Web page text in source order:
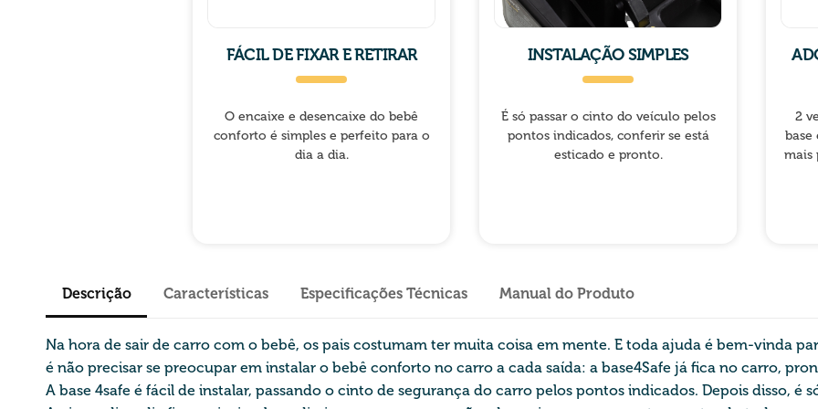
FÁCIL DE FIXAR E RETIRAR
O encaixe e desencaixe do bebê
conforto é simples e perfeito para o
dia a dia.
INSTALAÇÃO SIMPLES
É só passar o cinto do veículo pelos
pontos indicados, conferir se está
esticado e pronto.
2
base
mais
Descrição Características Especificações Técnicas Manual do Produto
Na hora de sair de carro com o bebê, os pais costumam ter muita coisa em mente. E toda ajuda é bem-vinda
é não precisar se preocupar em instalar o bebê conforto no carro a cada saída: a base4Safe já fica no carro,
A base 4safe é fácil de instalar, passando o cinto de segurança do carro pelos pontos indicados. Depois disso, é